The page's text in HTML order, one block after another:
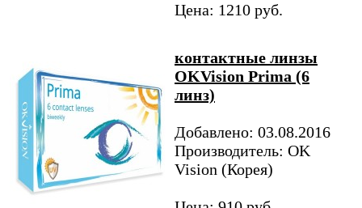
Цена: 1210 руб.
контактные линзы
OKVision Prima (6
линз)
Добавлено: 03.08.2016
Производитель: OK
Vision (Корея)